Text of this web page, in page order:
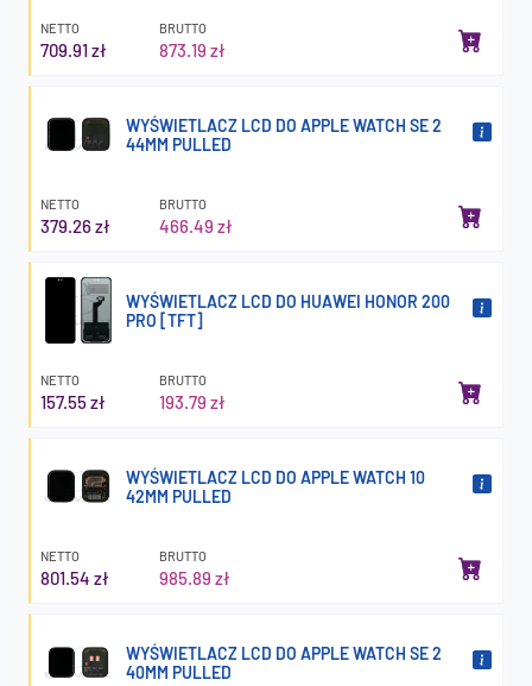
NETTO
709.91 zł
BRUTTO
873.19 zł
WYŚWIETLACZ LCD DO APPLE WATCH SE 2
44MM PULLED
NETTO
379.26 zł
BRUTTO
466.49 zł
WYŚWIETLACZ LCD DO HUAWEI HONOR 200
PRO [TFT]
NETTO
157.55 zł
BRUTTO
193.79 zł
WYŚWIETLACZ LCD DO APPLE WATCH 10
42MM PULLED
NETTO
801.54 zł
BRUTTO
985.89 zł
WYŚWIETLACZ LCD DO APPLE WATCH SE 2
40MM PULLED